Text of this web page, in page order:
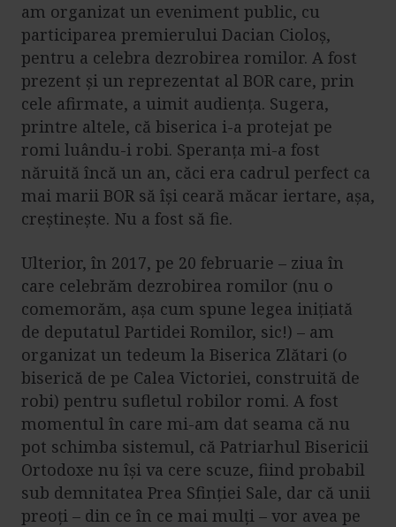
am organizat un eveniment public, cu
participarea premierului Dacian Cioloș,
pentru a celebra dezrobirea romilor. A fost
prezent și un reprezentat al BOR care, prin
cele afirmate, a uimit audiența. Sugera,
printre altele, că biserica i-a protejat pe
romi luându-i robi. Speranța mi-a fost
năruită încă un an, căci era cadrul perfect ca
mai marii BOR să își ceară măcar iertare, așa,
creștinește. Nu a fost să fie.
Ulterior, în 2017, pe 20 februarie – ziua în
care celebrăm dezrobirea romilor (nu o
comemorăm, așa cum spune legea inițiată
de deputatul Partidei Romilor, sic!) – am
organizat un tedeum la Biserica Zlătari (o
biserică de pe Calea Victoriei, construită de
robi) pentru sufletul robilor romi. A fost
momentul în care mi-am dat seama că nu
pot schimba sistemul, că Patriarhul Bisericii
Ortodoxe nu își va cere scuze, fiind probabil
sub demnitatea Prea Sfinției Sale, dar că unii
preoți – din ce în ce mai mulți – vor avea pe